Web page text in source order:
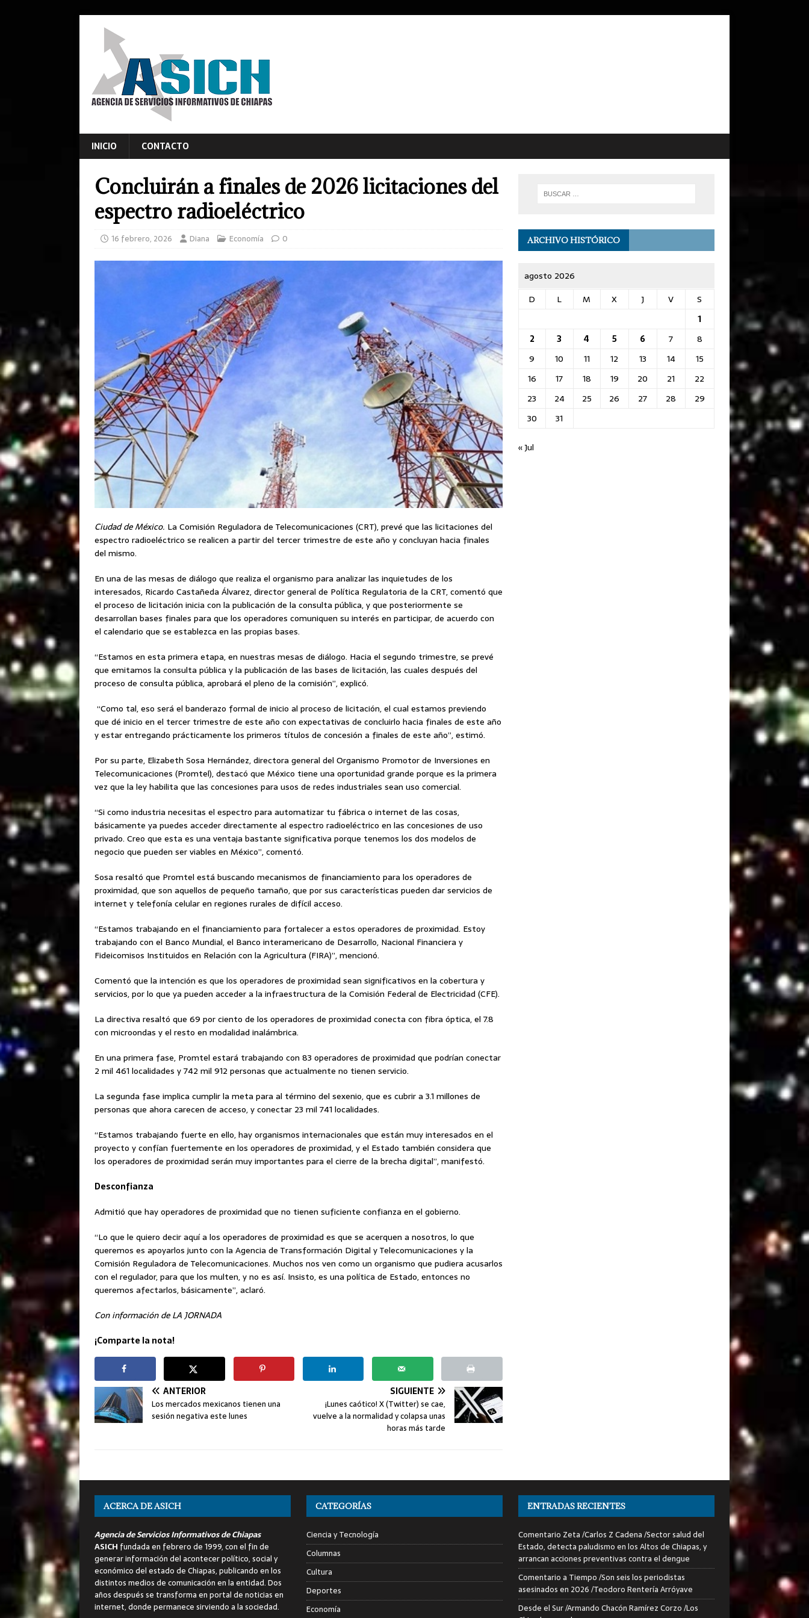
INICIO CONTACTO
Concluirán a finales de 2026 licitaciones del
espectro radioeléctrico
16 febrero, 2026 Diana Economía 0
Ciudad de México. La Comisión Reguladora de Telecomunicaciones (CRT), prevé que las licitaciones del
espectro radioeléctrico se realicen a partir del tercer trimestre de este año y concluyan hacia finales
del mismo.
En una de las mesas de diálogo que realiza el organismo para analizar las inquietudes de los
interesados, Ricardo Castañeda Álvarez, director general de Política Regulatoria de la CRT, comentó que
el proceso de licitación inicia con la publicación de la consulta pública, y que posteriormente se
desarrollan bases finales para que los operadores comuniquen su interés en participar, de acuerdo con
el calendario que se establezca en las propias bases.
“Estamos en esta primera etapa, en nuestras mesas de diálogo. Hacia el segundo trimestre, se prevé
que emitamos la consulta pública y la publicación de las bases de licitación, las cuales después del
proceso de consulta pública, aprobará el pleno de la comisión”, explicó.
“Como tal, eso será el banderazo formal de inicio al proceso de licitación, el cual estamos previendo
que dé inicio en el tercer trimestre de este año con expectativas de concluirlo hacia finales de este año
y estar entregando prácticamente los primeros títulos de concesión a finales de este año”, estimó.
Por su parte, Elizabeth Sosa Hernández, directora general del Organismo Promotor de Inversiones en
Telecomunicaciones (Promtel), destacó que México tiene una oportunidad grande porque es la primera
vez que la ley habilita que las concesiones para usos de redes industriales sean uso comercial.
“Si como industria necesitas el espectro para automatizar tu fábrica o internet de las cosas,
básicamente ya puedes acceder directamente al espectro radioeléctrico en las concesiones de uso
privado. Creo que esta es una ventaja bastante significativa porque tenemos los dos modelos de
negocio que pueden ser viables en México”, comentó.
Sosa resaltó que Promtel está buscando mecanismos de financiamiento para los operadores de
proximidad, que son aquellos de pequeño tamaño, que por sus características pueden dar servicios de
internet y telefonía celular en regiones rurales de difícil acceso.
“Estamos trabajando en el financiamiento para fortalecer a estos operadores de proximidad. Estoy
trabajando con el Banco Mundial, el Banco interamericano de Desarrollo, Nacional Financiera y
Fideicomisos Instituidos en Relación con la Agricultura (FIRA)”, mencionó.
Comentó que la intención es que los operadores de proximidad sean significativos en la cobertura y
servicios, por lo que ya pueden acceder a la infraestructura de la Comisión Federal de Electricidad (CFE).
La directiva resaltó que 69 por ciento de los operadores de proximidad conecta con fibra óptica, el 7.8
con microondas y el resto en modalidad inalámbrica.
En una primera fase, Promtel estará trabajando con 83 operadores de proximidad que podrían conectar
2 mil 461 localidades y 742 mil 912 personas que actualmente no tienen servicio.
La segunda fase implica cumplir la meta para al término del sexenio, que es cubrir a 3.1 millones de
personas que ahora carecen de acceso, y conectar 23 mil 741 localidades.
“Estamos trabajando fuerte en ello, hay organismos internacionales que están muy interesados en el
proyecto y confían fuertemente en los operadores de proximidad, y el Estado también considera que
los operadores de proximidad serán muy importantes para el cierre de la brecha digital”, manifestó.
Desconfianza
Admitió que hay operadores de proximidad que no tienen suficiente confianza en el gobierno.
“Lo que le quiero decir aquí a los operadores de proximidad es que se acerquen a nosotros, lo que
queremos es apoyarlos junto con la Agencia de Transformación Digital y Telecomunicaciones y la
Comisión Reguladora de Telecomunicaciones. Muchos nos ven como un organismo que pudiera acusarlos
con el regulador, para que los multen, y no es así. Insisto, es una política de Estado, entonces no
queremos afectarlos, básicamente”, aclaró.
Con información de LA JORNADA
¡Comparte la nota!
ANTERIOR
Los mercados mexicanos tienen una
sesión negativa este lunes
SIGUIENTE
¡Lunes caótico! X (Twitter) se cae,
vuelve a la normalidad y colapsa unas
horas más tarde
ARCHIVO HISTÓRICO
agosto 2026
D
L M X J V
S
1
2
3 4 5 6 7
8
9
10 11 12 13 14
15
16
17 18 19 20 21
22
23
24 25 26 27 28
29
30
31
« Jul
ACERCA DE ASICH
Agencia de Servicios Informativos de Chiapas
ASICH fundada en febrero de 1999, con el fin de
generar información del acontecer político, social y
económico del estado de Chiapas, publicando en los
distintos medios de comunicación en la entidad. Dos
años después se transforma en portal de noticias en
internet, donde permanece sirviendo a la sociedad.
CATEGORÍAS
Ciencia y Tecnología
Columnas
Cultura
Deportes
Economía
ENTRADAS RECIENTES
Comentario Zeta /Carlos Z Cadena /Sector salud del
Estado, detecta paludismo en los Altos de Chiapas, y
arrancan acciones preventivas contra el dengue
Comentario a Tiempo /Son seis los periodistas
asesinados en 2026 /Teodoro Rentería Arróyave
Desde el Sur /Armando Chacón Ramírez Corzo /Los